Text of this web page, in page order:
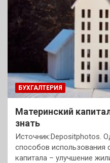
БУХГАЛТЕРИЯ
Материнский
знать
Источник:Depositphotos.
способов использования
капитала – улучшение